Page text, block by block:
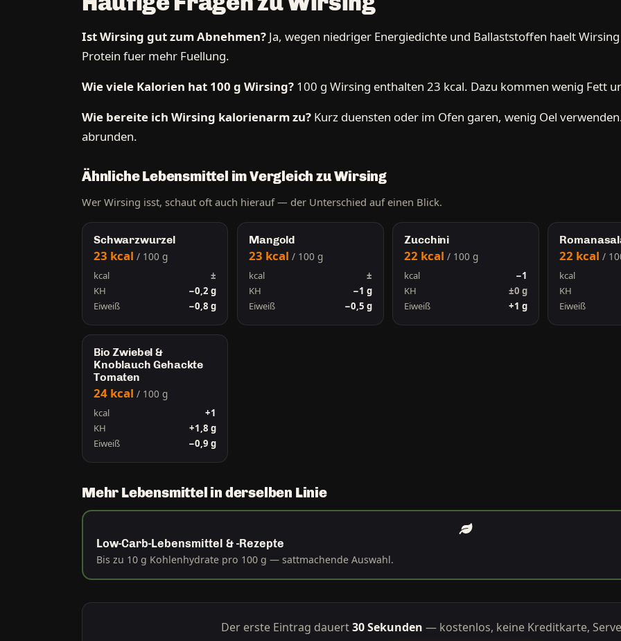
Ist Wirsing gut zum Abnehmen? Ja, wegen niedriger Energiedichte und Ballaststoffen haelt
Protein fuer mehr Fuellung.
Wie viele Kalorien hat 100 g Wirsing? 100 g Wirsing enthalten 23 kcal. Dazu kommen wenig Fett
Wie bereite ich Wirsing kalorienarm zu? Kurz duensten oder im Ofen garen, wenig Oel
abrunden.
Ähnliche Lebensmittel im Vergleich zu Wirsing
Wer Wirsing isst, schaut oft auch hierauf — der Unterschied auf einen Blick.
Schwarzwurzel
23 kcal / 100 g
kcal
±
KH
−0,2 g
Eiweiß
−0,8 g
Mangold
23 kcal/ 100 g
kcal
±
KH
−1 g
Eiweiß
−0,5 g
Zucchini
22 kcal/ 100 g
kcal
−1
KH
±0 g
Eiweiß
+1 g
22 kcal/
kcal
KH
Eiweiß
Bio Zwiebel &
Knoblauch Gehackte
Tomaten
24 kcal / 100 g
kcal
+1
KH
+1,8 g
Eiweiß
−0,9 g
Mehr Lebensmittel in derselben Linie
Low-Carb-Lebensmittel & -Rezepte
Bis zu 10 g Kohlenhydrate pro 100 g — sattmachende Auswahl.
Der erste Eintrag dauert30 Sekunden — kostenlos, keine Kreditkarte,